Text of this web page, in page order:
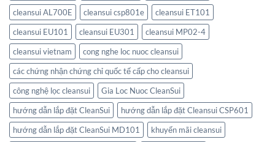
cleansui AL700E
cleansui csp801e
cleansui ET101
cleansui EU101
cleansui EU301
cleansui MP02-4
cleansui vietnam
cong nghe loc nuoc cleansui
các chứng nhận chứng chỉ quốc tế cấp cho cleansui
công nghệ lọc cleansui
Gia Loc Nuoc CleanSui
hướng dẫn lắp đặt CleanSui
hướng dẫn lắp đặt Cleansui CSP601
hướng dẫn lắp đặt CleanSui MD101
khuyến mãi cleansui